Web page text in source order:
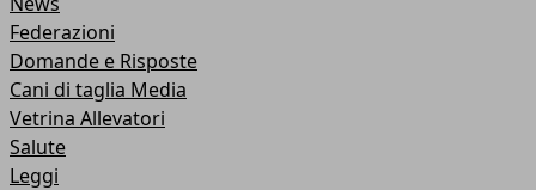
Federazioni
Domande e Risposte
Cani di taglia Media
Vetrina Allevatori
Salute
Leggi